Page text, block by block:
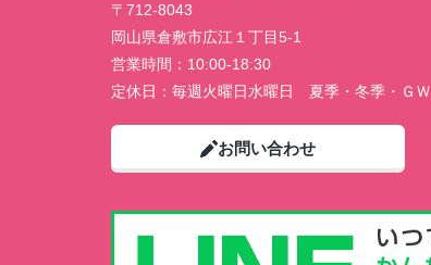
〒712-8043
岡山県倉敷市広江１丁目5-1
営業時間： 10:00-18:30
定休日： 毎週火曜日水曜日 夏季・冬季・ＧＷ
お問い合わせ